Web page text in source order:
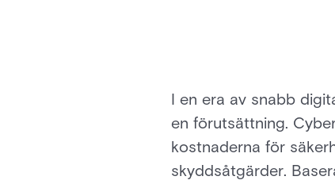
I en era av snabb
en förutsättning.
kostnaderna för
skyddsåtgärder.